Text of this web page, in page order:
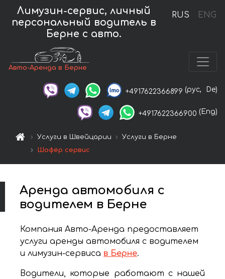
RUS ENG
Лимузин-сервис, личный
персональный водитель в
Берне с авто.
Авто-Аренда в Берне
+4917622366899 (рус, De)
+4917622366900 (Eng)
Услуги в Швейцарии
Услуги в Берне
Шофёр сервис
Аренда автомобиля с
водителем в Берне
Компания Авто-Аренда предоставляет
услуги аренды автомобиля с водителем
и лимузин-сервиса в Берне.
Водители, которые работают с нашей